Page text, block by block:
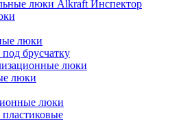
люки Alkraft Инспектор
люки
брусчатку
люки
люки
люки